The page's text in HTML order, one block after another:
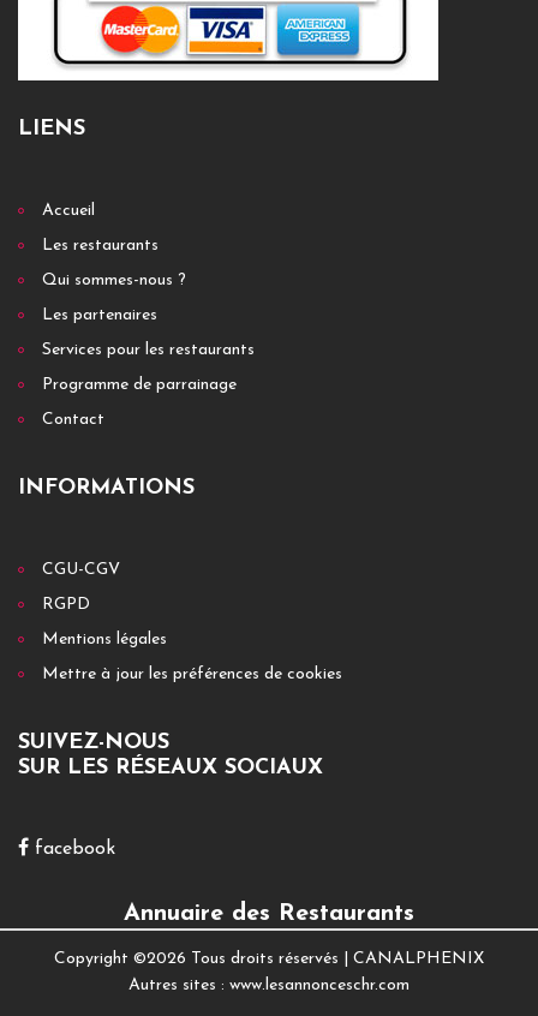
LIENS
Accueil
Les restaurants
Qui sommes-nous ?
Les partenaires
Services pour les restaurants
Programme de parrainage
Contact
INFORMATIONS
CGU-CGV
RGPD
Mentions légales
Mettre à jour les préférences de cookies
SUIVEZ-NOUS
SUR LES RÉSEAUX SOCIAUX
facebook
Annuaire des Restaurants
Copyright ©2026 Tous droits réservés | CANALPHENIX
Autres sites : www.lesannonceschr.com